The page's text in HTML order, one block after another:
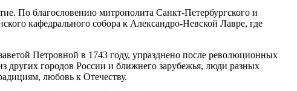
По благословению митрополита Санкт-Петербургского и
кафедрального собора к Александро-Невской Лавре, где
Петровной в 1743 году, упразднено после революционных
других городов России и ближнего зарубежья, люди разных
любовь к Отечеству.